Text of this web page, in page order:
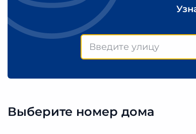
Выберите номер дома